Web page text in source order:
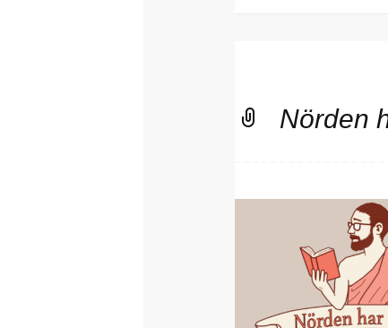
Nörden